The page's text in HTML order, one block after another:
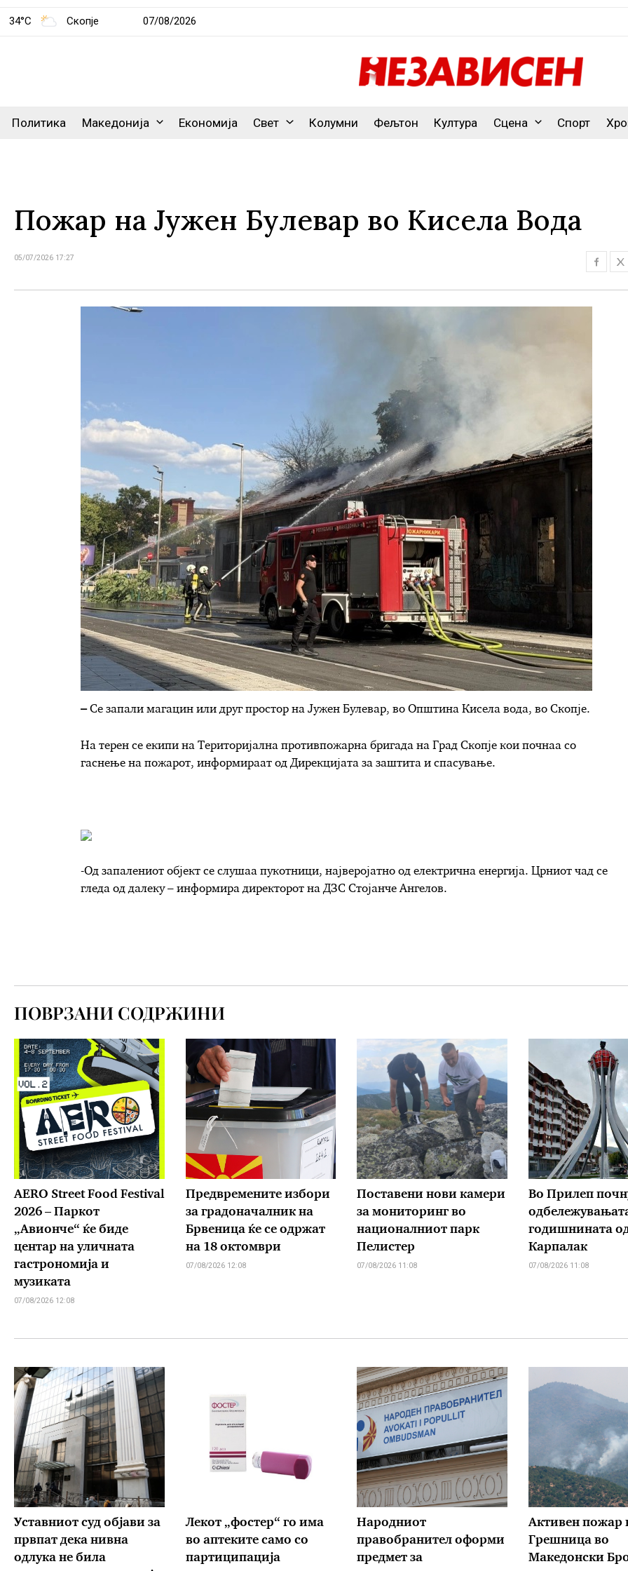
34°C Скопје 07/08/2026
Политика Македонија Економија Свет Колумни Фељтон Култура Сцена Спорт
Пожар на Јужен Булевар во Кисела Вода
05/07/2026 17:27
–Се запали магацин или друг простор на Јужен Булевар, во Општина Кисела вода, во Скопје.
На терен се екипи на Територијална противпожарна бригада на Град Скопје кои почнаа со
гаснење на пожарот, информираат од Дирекцијата за заштита и спасување.
-Од запалениот објект се слушаа пукотници, најверојатно од електрична енергија. Црниот чад се
гледа од далеку – информира директорот на ДЗС Стојанче Ангелов.
ПОВРЗАНИ СОДРЖИНИ
AERO Street Food Festival
2026 – Паркот
„Авионче“ ќе биде
центар на уличната
гастрономија и
музиката
07/08/2026 12:08
Предвремените избори
за градоначалник на
Брвеница ќе се одржат
на 18 октомври
07/08/2026 12:08
Поставени нови камери
за мониторинг во
националниот парк
Пелистер
07/08/2026 11:08
Во Прилеп
годишнината
Карпалак
07/08/2026 11:08
Уставниот суд објави за
првпат дека нивна
одлука не била
Лекот „фостер“ го има
во аптеките само со
партиципација
Народниот
правобранител оформи
предмет за
Активен пожар
Грешница во
Македонски